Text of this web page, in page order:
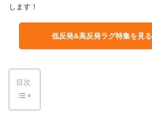
します！
低反発&高反発ラグ特集を見る
目次